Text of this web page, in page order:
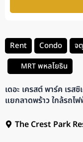
Rent Condo จ
MRTพหลโยธิน
เดอะ เครสต์ พาร์ค เรส
แยกลาดพร้าว ใกล้รถไ
The Crest Park